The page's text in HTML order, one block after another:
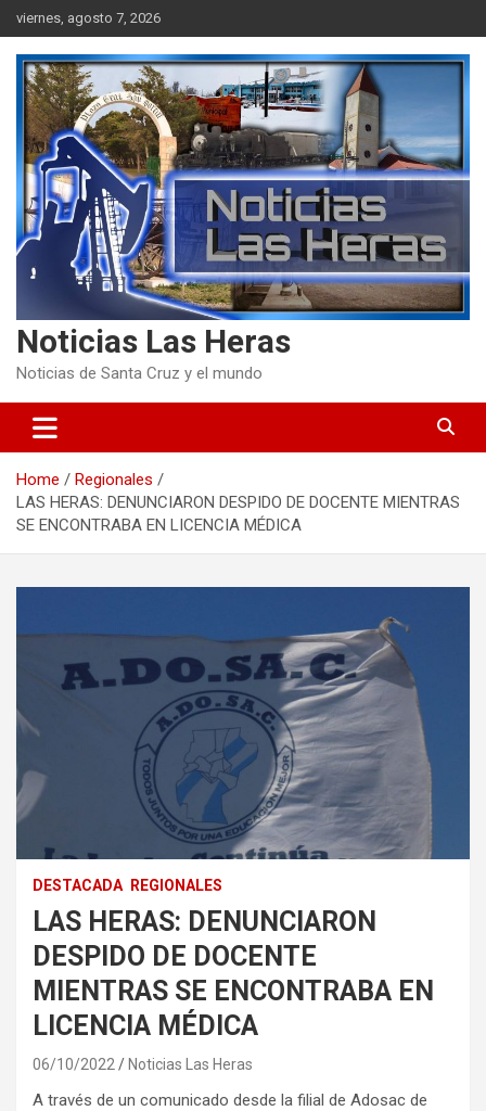
Skip
to
content
viernes, agosto 7, 2026
Noticias Las Heras
Noticias de Santa Cruz y el mundo
Home
Regionales
LAS HERAS: DENUNCIARON DESPIDO DE DOCENTE MIENTRAS
SE ENCONTRABA EN LICENCIA MÉDICA
DESTACADA REGIONALES
LAS HERAS: DENUNCIARON
DESPIDO DE DOCENTE
MIENTRAS SE ENCONTRABA EN
LICENCIA MÉDICA
06/10/2022 Noticias Las Heras
A través de un comunicado desde la filial de Adosac de